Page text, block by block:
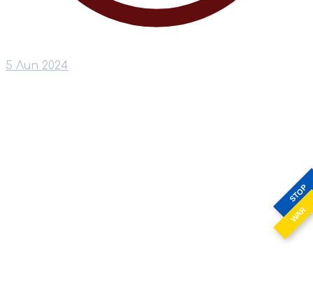
STOP
WAR
5 Лип 2024